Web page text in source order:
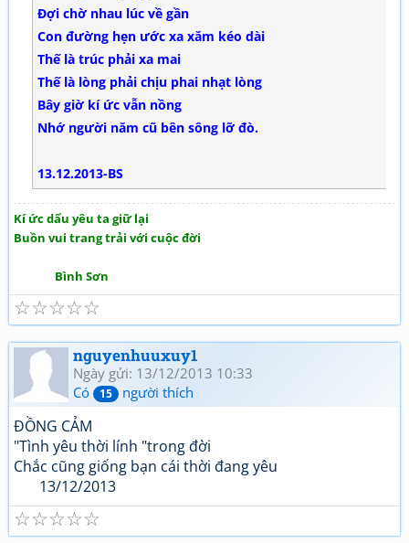
Đợi chờ nhau lúc về gần
Con đường hẹn ước xa xăm kéo dài
Thế là trúc phải xa mai
Thế là lòng phải chịu phai nhạt lòng
Bây giờ kí ức vẫn nồng
Nhớ người năm cũ bên sông lỡ đò.
13.12.2013-BS
Kí ức dấu yêu ta giữ lại
Buồn vui trang trải với cuộc đời
Bình Sơn
☆
☆
☆
☆
☆
nguyenhuuxuy1
Ngày gửi: 13/12/2013 10:33
Có
15 người thích
ĐỒNG CẢM
"Tình yêu thời lính "trong đời
Chắc cũng giống bạn cái thời đang yêu
13/12/2013
☆
☆
☆
☆
☆